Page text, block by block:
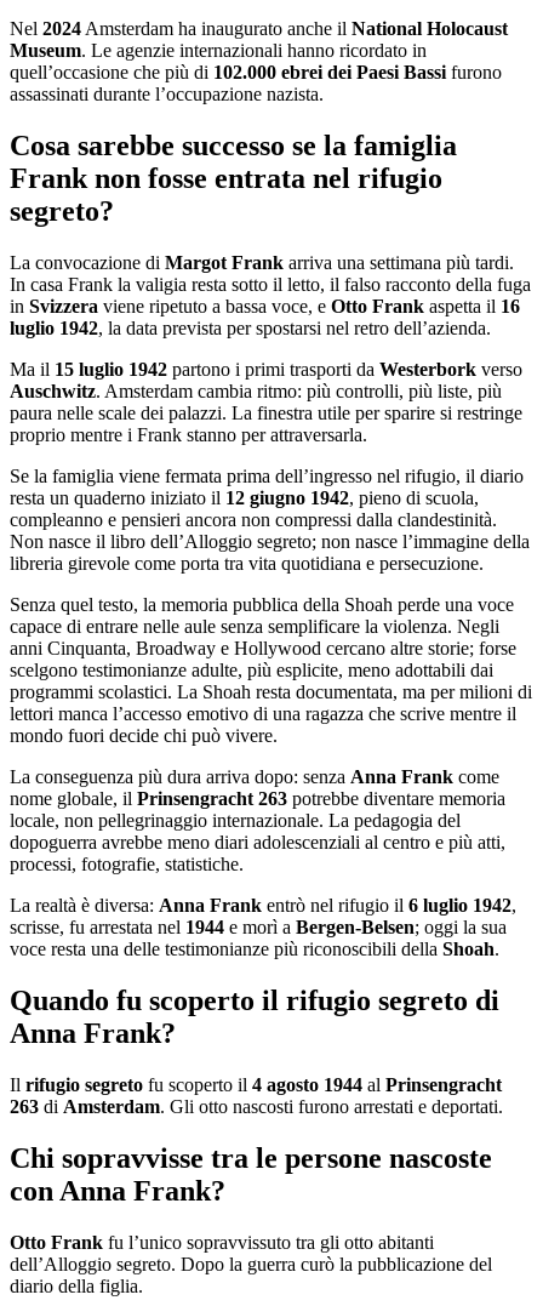
Nel 2024 Amsterdam ha inaugurato anche il National Holocaust
Museum. Le agenzie internazionali hanno ricordato in
quell’occasione che più di 102.000 ebrei dei Paesi Bassi furono
assassinati durante l’occupazione nazista.
Cosa sarebbe successo se la famiglia
Frank non fosse entrata nel rifugio
segreto?
La convocazione di Margot Frank arriva una settimana più tardi.
In casa Frank la valigia resta sotto il letto, il falso racconto della fuga
in Svizzera viene ripetuto a bassa voce, e Otto Frank aspetta il 16
luglio 1942, la data prevista per spostarsi nel retro dell’azienda.
Ma il 15 luglio 1942 partono i primi trasporti da Westerbork verso
Auschwitz. Amsterdam cambia ritmo: più controlli, più liste, più
paura nelle scale dei palazzi. La finestra utile per sparire si restringe
proprio mentre i Frank stanno per attraversarla.
Se la famiglia viene fermata prima dell’ingresso nel rifugio, il diario
resta un quaderno iniziato il 12 giugno 1942, pieno di scuola,
compleanno e pensieri ancora non compressi dalla clandestinità.
Non nasce il libro dell’Alloggio segreto; non nasce l’immagine della
libreria girevole come porta tra vita quotidiana e persecuzione.
Senza quel testo, la memoria pubblica della Shoah perde una voce
capace di entrare nelle aule senza semplificare la violenza. Negli
anni Cinquanta, Broadway e Hollywood cercano altre storie; forse
scelgono testimonianze adulte, più esplicite, meno adottabili dai
programmi scolastici. La Shoah resta documentata, ma per milioni di
lettori manca l’accesso emotivo di una ragazza che scrive mentre il
mondo fuori decide chi può vivere.
La conseguenza più dura arriva dopo: senza Anna Frank come
nome globale, il Prinsengracht 263 potrebbe diventare memoria
locale, non pellegrinaggio internazionale. La pedagogia del
dopoguerra avrebbe meno diari adolescenziali al centro e più atti,
processi, fotografie, statistiche.
La realtà è diversa: Anna Frank entrò nel rifugio il 6 luglio 1942,
scrisse, fu arrestata nel 1944 e morì a Bergen-Belsen; oggi la sua
voce resta una delle testimonianze più riconoscibili della Shoah.
Quando fu scoperto il rifugio segreto di
Anna Frank?
Il rifugio segreto fu scoperto il 4 agosto 1944 al Prinsengracht
263 di Amsterdam. Gli otto nascosti furono arrestati e deportati.
Chi sopravvisse tra le persone nascoste
con Anna Frank?
Otto Frank fu l’unico sopravvissuto tra gli otto abitanti
dell’Alloggio segreto. Dopo la guerra curò la pubblicazione del
diario della figlia.